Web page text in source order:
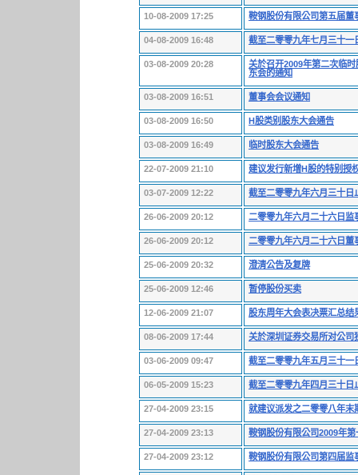
10-08-2009 17:25 鞍钢股份有限公司第五届董
04-08-2009 16:48 截至二零零九年七月三十一
03-08-2009 20:28
关於召开2009年第二次临
东会的通知
03-08-2009 16:51 董事会会议通知
03-08-2009 16:50 H股类别股东大会通告
03-08-2009 16:49 临时股东大会通告
22-07-2009 21:10 建议发行新增H股的特别授
03-07-2009 12:22 截至二零零九年六月三十日
26-06-2009 20:12 二零零九年六月二十六日监
26-06-2009 20:12 二零零九年六月二十六日董
25-06-2009 20:32 澄清公告及复牌
25-06-2009 12:46 暂停股份买卖
12-06-2009 21:07 股东周年大会表决票汇总结
08-06-2009 17:44 关於深圳证券交易所对公司
03-06-2009 09:47 截至二零零九年五月三十一
06-05-2009 15:23 截至二零零九年四月三十日
27-04-2009 23:15 就建议派发之二零零八年末
27-04-2009 23:13 鞍钢股份有限公司2009年第
27-04-2009 23:12 鞍钢股份有限公司第四届监